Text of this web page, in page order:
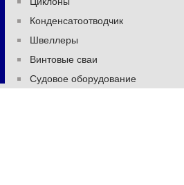
Конденсатоотводчик
Швеллеры
Винтовые сваи
Судовое оборудование